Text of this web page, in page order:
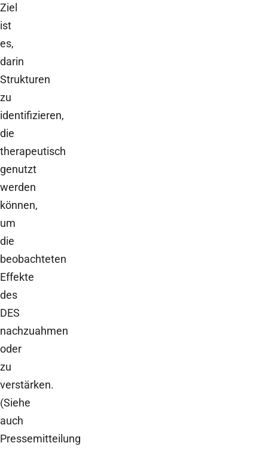
Ziel
ist
es,
darin
Strukturen
zu
identifizieren,
die
therapeutisch
genutzt
werden
können,
um
die
beobachteten
Effekte
des
DES
nachzuahmen
oder
zu
verstärken.
(Siehe
auch
Pressemitteilung